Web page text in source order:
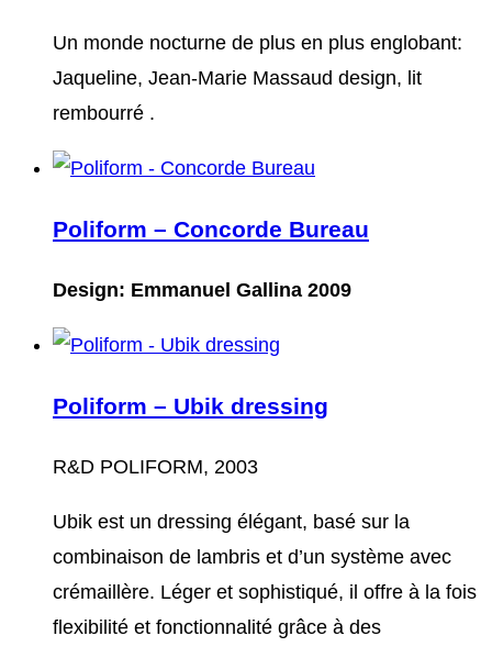
Un monde nocturne de plus en plus englobant:
Jaqueline, Jean-Marie Massaud design, lit
rembourré .
Poliform – Concorde Bureau
Design: Emmanuel Gallina 2009
Poliform – Ubik dressing
R&D POLIFORM, 2003
Ubik est un dressing élégant, basé sur la
combinaison de lambris et d’un système avec
crémaillère. Léger et sophistiqué, il offre à la fois
flexibilité et fonctionnalité grâce à des